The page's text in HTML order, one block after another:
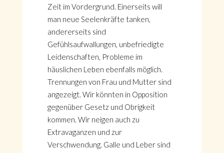
ÜBER AVANTGART.DE
IMPRESSUM & DATENSCHUTZ
Zeit im Vordergrund. Einerseits will
man neue Seelenkräfte tanken,
andererseits sind
Gefühlsaufwallungen, unbefriedigte
Leidenschaften, Probleme im
häuslichen Leben ebenfalls möglich.
Trennungen von Frau und Mutter sind
angezeigt. Wir könnten in Opposition
gegenüber Gesetz und Obrigkeit
kommen. Wir neigen auch zu
Extravaganzen und zur
Verschwendung. Galle und Leber sind